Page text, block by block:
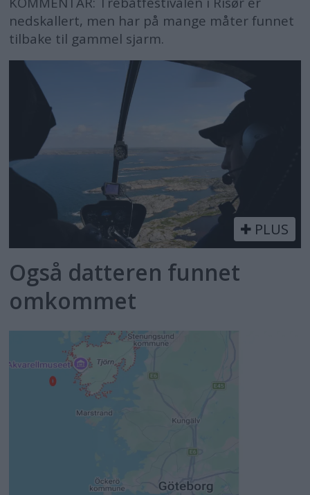
nedskallert, men har på mange måter funnet
tilbake til gammel sjarm.
PLUS
Også datteren funnet
omkommet